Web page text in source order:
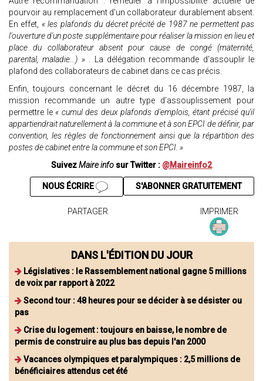
pourvoir au remplacement d'un collaborateur durablement absent.
En effet, « les plafonds du décret précité de 1987 ne permettent pas
l'ouverture d'un poste supplémentaire pour réaliser la mission en lieu et
place du collaborateur absent pour cause de congé (maternité,
parental, maladie...) » . La délégation recommande d'assouplir le
plafond des collaborateurs de cabinet dans ce cas précis.
Enfin, toujours concernant le décret du 16 décembre 1987, la
mission recommande un autre type d’assouplissement pour
permettre le « cumul des deux plafonds d'emplois, étant précisé qu'il
appartiendrait naturellement à la commune et à son EPCI de définir, par
convention, les règles de fonctionnement ainsi que la répartition des
postes de cabinet entre la commune et son EPCI. »
SuivezMaire info sur Twitter : @Maireinfo2
S'ABONNER GRATUITEMENT
NOUS ÉCRIRE
PARTAGER IMPRIMER
DANS L'ÉDITION DU JOUR
Législatives : le Rassemblement national gagne 5 millions
de voix par rapport à 2022
Second tour : 48 heures pour se décider à se désister ou
pas
Crise du logement : toujours en baisse, le nombre de
permis de construire au plus bas depuis l'an 2000
Vacances olympiques et paralympiques : 2,5 millions de
bénéficiaires attendus cet été